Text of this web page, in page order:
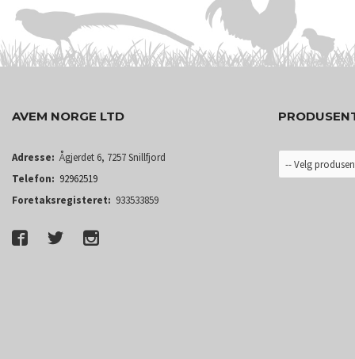
AVEM NORGE LTD
Adresse: Ågjerdet 6, 7257 Snillfjord
Telefon: 92962519
Foretaksregisteret: 933533859